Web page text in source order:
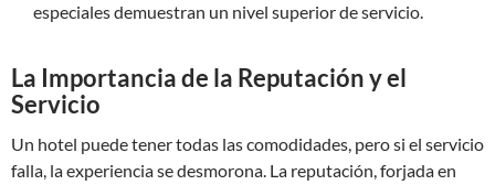
especiales demuestran un nivel superior de servicio.
La Importancia de la Reputación y el
Servicio
Un hotel puede tener todas las comodidades, pero si el servicio
falla, la experiencia se desmorona. La reputación, forjada en